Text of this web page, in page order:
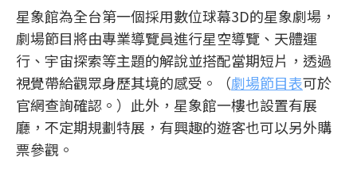
星象館為全台第一個採用數位球幕3D的星象劇場，
劇場節目將由專業導覽員進行星空導覽、天體運
行、宇宙探索等主題的解說並搭配當期短片，透過
視覺帶給觀眾身歷其境的感受。（劇場節目表可於
官網查詢確認。）此外，星象館一樓也設置有展
廳，不定期規劃特展，有興趣的遊客也可以另外購
票參觀。